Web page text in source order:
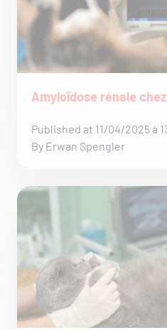
Amyloïdose rénale
Published at 11/04/2025 à
By Erwan Spengler